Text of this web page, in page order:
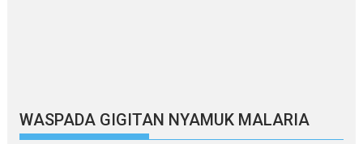
WASPADA GIGITAN NYAMUK MALARIA